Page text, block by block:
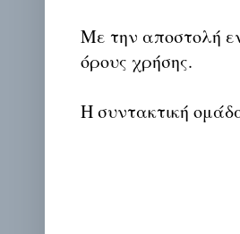
Με την αποστολή
όρους χρήσης.
Η συντακτική